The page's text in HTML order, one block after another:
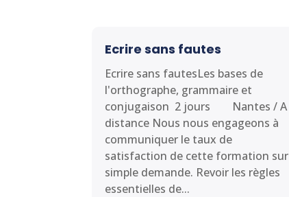
Ecrire sans fautes
Ecrire sans fautesLes bases de
l'orthographe, grammaire et
conjugaison 2 jours Nantes / A
distance Nous nous engageons à
communiquer le taux de
satisfaction de cette formation sur
simple demande. Revoir les règles
essentielles de...